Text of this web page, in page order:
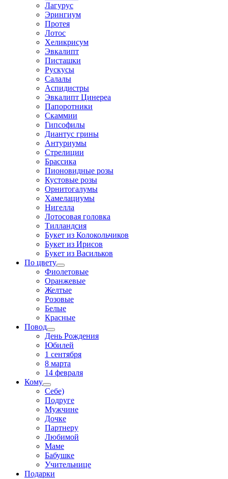
Лагурус
Эрингиум
Протея
Лотос
Хеликрисум
Эвкалипт
Писташки
Рускусы
Салалы
Аспидистры
Эвкалипт Цинереа
Папоротники
Скаммии
Гипсофилы
Диантус грины
Антуриумы
Стрелиции
Брассика
Пионовидные розы
Кустовые розы
Орнитогалумы
Хамелациумы
Нигелла
Лотосовая головка
Тилландсия
Букет из Колокольчиков
Букет из Ирисов
Букет из Васильков
По цвету
Фиолетовые
Оранжевые
Желтые
Розовые
Белые
Красные
Повод
День Рождения
Юбилей
1 сентября
8 марта
14 февраля
Кому
Себе)
Подруге
Мужчине
Дочке
Партнеру
Любимой
Маме
Бабушке
Учительнице
Подарки